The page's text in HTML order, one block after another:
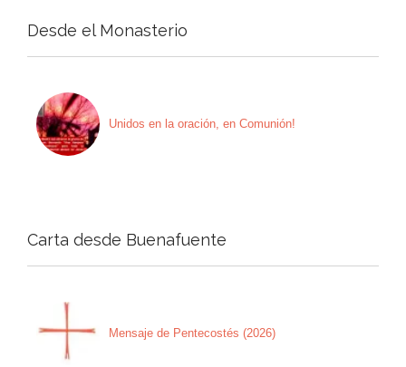
Desde el Monasterio
Unidos en la oración, en Comunión!
Carta desde Buenafuente
Mensaje de Pentecostés (2026)